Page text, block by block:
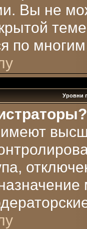
Вы не
по
Уровни